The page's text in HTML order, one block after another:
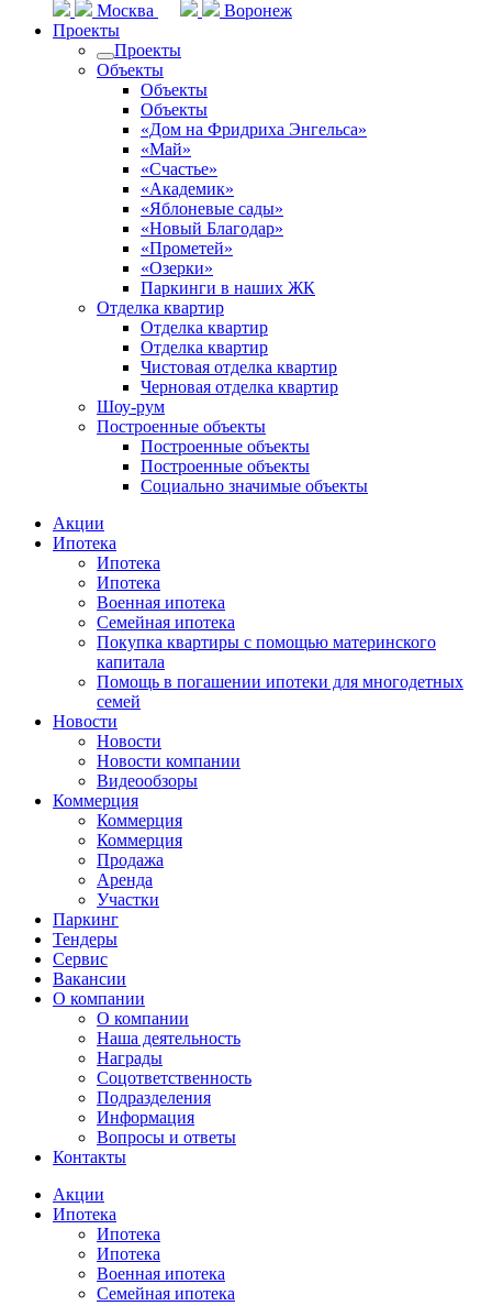
Москва
Воронеж
Проекты
Проекты
Объекты
Объекты
Объекты
«Дом на Фридриха Энгельса»
«Май»
«Счастье»
«Академик»
«Яблоневые сады»
«Новый Благодар»
«Прометей»
«Озерки»
Паркинги в наших ЖК
Отделка квартир
Отделка квартир
Отделка квартир
Чистовая отделка квартир
Черновая отделка квартир
Шоу-рум
Построенные объекты
Построенные объекты
Построенные объекты
Социально значимые объекты
Акции
Ипотека
Ипотека
Ипотека
Военная ипотека
Семейная ипотека
Покупка квартиры с помощью материнского
капитала
Помощь в погашении ипотеки для многодетных
семей
Новости
Новости
Новости компании
Видеообзоры
Коммерция
Коммерция
Коммерция
Продажа
Аренда
Участки
Паркинг
Тендеры
Сервис
Вакансии
О компании
О компании
Наша деятельность
Награды
Соцответственность
Подразделения
Информация
Вопросы и ответы
Контакты
Акции
Ипотека
Ипотека
Ипотека
Военная ипотека
Семейная ипотека